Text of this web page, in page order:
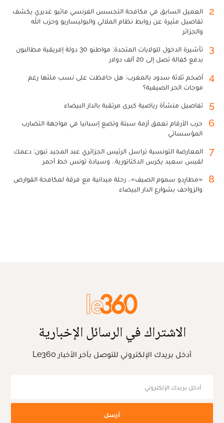
2
العميل السابق في مكافحة التجسس الفرنسي ماثيو غديري يكشف
تفاصيل مثيرة عن روابط نظام الملالي والبوليساريو وحزب الله
والجزائر
3
تأشيرة الدخول للولايات المتحدة: مواطنو 30 دولة إفريقية مطالبون
بدفع كفالة تصل إلى 20 ألف دولار
4
أضخم ثلاثة سدود بالمغرب: هل حافظت على نسب ملئها رغم
موجات الحر الصيفية؟
5 تفاصيل منشأة رياضية كبرى مرتقبة بالدار البيضاء
6
حرب الأرقام تعمق أزمة سبتة وتضع إسبانيا في مواجهة التضارب
المؤسساتي
7
المعارضة التونسية تراسل الرئيس الجزائري عبد المجيد تبون: دعمك
لقيس سعيد يكرس الدكتاتورية.. وسيادة تونس خط أحمر
8
«مطارِدو سموم الصيف».. رحلة ميدانية مع فرقة لمكافحة القوارض
والزواحف بشوارع الدار البيضاء
الاشتراك في الرسائل الإخبارية
أدخل بريدك الإلكتروني للتوصل بآخر الأخبار Le360
أرسل